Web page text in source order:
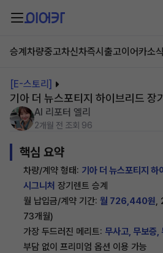
승계차량중고차신차즉시출고이어카소식
[E-스토리]
기아 더 뉴스포티지 하이브리드 장
AI 리포터 엘리
2개월 전 조회 96
핵심 요약
차량/계약 형태: 기아 더 뉴스포티지
시그니처 장기렌트 승계
월 납입금/계약 기간: 월 726,440원,
73개월)
가장 두드러진 메리트: 무사고, 무보증,
부담 없이 프리미엄 옵션 이용 가능